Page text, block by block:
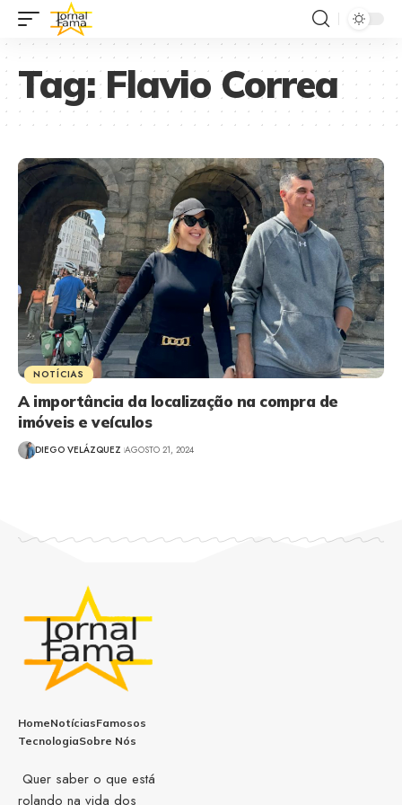
Tag:Flavio Correa
NOTÍCIAS
A importância da localização na compra de
imóveis e veículos
DIEGO VELÁZQUEZ AGOSTO 21, 2024
HomeNotíciasFamosos
TecnologiaSobre Nós
Quer saber o que está
rolando na vida dos